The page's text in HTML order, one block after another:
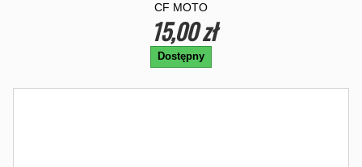
CF MOTO
15,00 zł
Dostępny